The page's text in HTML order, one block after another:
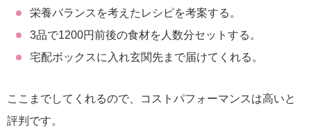
栄養バランスを考えたレシピを考案する。
3品で1200円前後の食材を人数分セットする。
宅配ボックスに入れ玄関先まで届けてくれる。
ここまでしてくれるので、コストパフォーマンスは高いと
評判です。